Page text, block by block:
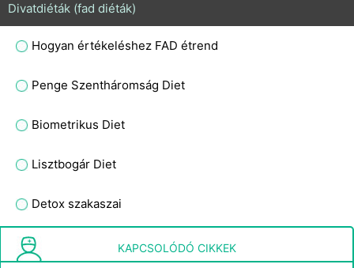
Divatdiéták (fad diéták)
Hogyan értékeléshez FAD étrend
Penge Szentháromság Diet
Biometrikus Diet
Lisztbogár Diet
Detox szakaszai
Irányok a Limonádé Cleanse
KAPCSOLÓDÓ CIKKEK